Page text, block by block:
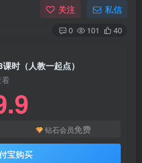
关注 私信
0 101 40
时（人教一起点）
看
钻石会员免费
宝购买